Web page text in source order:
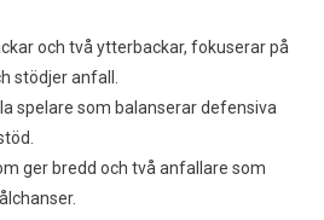
och två ytterbackar, fokuserar på
stödjer anfall.
spelare som balanserar defensiva
ger bredd och två anfallare som